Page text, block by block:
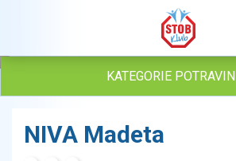
KATEGORIE POTRAVIN
Vejce
NIVA Madeta